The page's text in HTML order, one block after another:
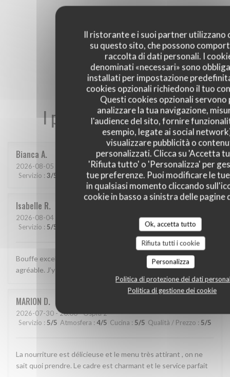
Il ristorante e i suoi partner utilizzano
su questo sito, che possono
raccolta di dati personali. I
denominati «necessari» sono
installati per impostazione
cookies opzionali richiedono il tuo
Questi cookies opzionali servono
analizzare la tua navigazione,
l'audience del sito, fornire
esempio, legate ai social
visualizzare pubblicità o
personalizzati. Clicca su 'Accetta
'Rifiuta tutto' o 'Personalizza' per
tue preferenze. Puoi modificare le
in qualsiasi momento cliccando
cookie in basso a sinistra delle pagine
Ok, accetta tutto
Rifiuta tutti i cookie
Personalizza
Politica di protezione dei dati
Politica di gestione dei cookie
I pareri dei nostri clienti
Bianca A
2026-08-05 - 20:00 - Ospiti 2
Servizio : 3/5 Atmosfera:4/5 Cucina: 4/5 Qualità / Prezzo: 4/5
Isabelle R
2026-08-04
Servizio : 5/5 /5 Qualità / Prezzo
Bouffe excellente, décor sympa et service simple, efficace et
agréable. J’y retournerai!
MARION D
2026-07-30 - 20:00 - Ospiti 2
Servizio : 5/5 Atmosfera : 4/5 Cucina : 5/5 Qualità / Prezzo : 5/5
La nourriture est délicieuse et le menu très attirant , on ne
sait quoi prendre. Le cadre est charmant et le service parfait